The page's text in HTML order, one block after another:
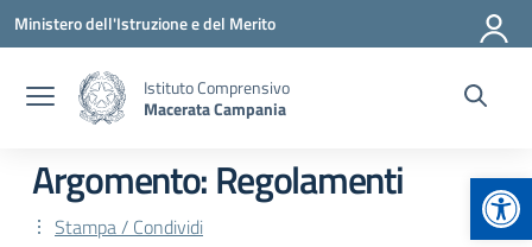
Vai ai contenuti
Vai al menu di navigazione
Vai al footer
Ministero dell'Istruzione e del Merito
Istituto Comprensivo
Macerata Campania
Argomento: Regolamenti
Stampa / Condividi